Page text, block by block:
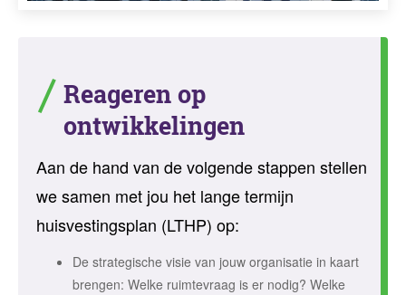
Reageren op
ontwikkelingen
Aan de hand van de volgende stappen stellen
we samen met jou het lange termijn
huisvestingsplan (LTHP) op:
De strategische visie van jouw organisatie in kaart
brengen: Welke ruimtevraag is er nodig? Welke